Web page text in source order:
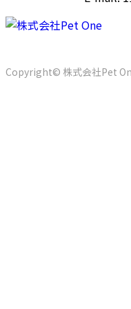
Copyright© 株式会社Pet